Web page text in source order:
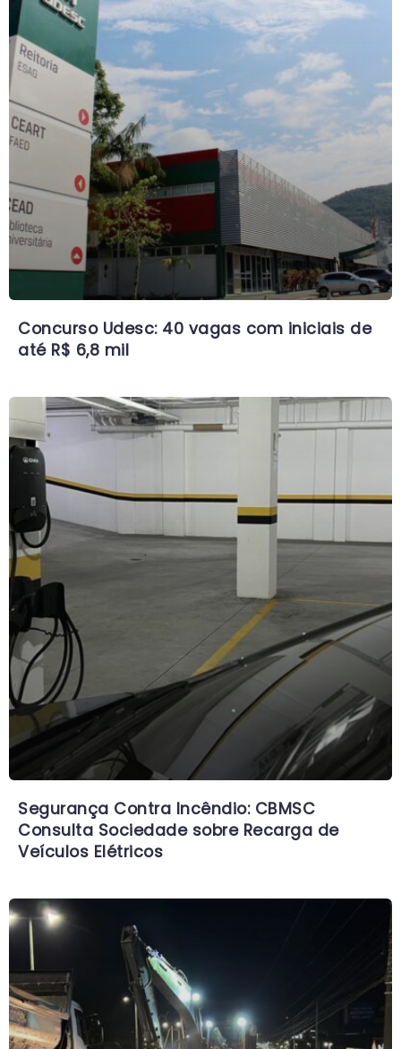
Concurso Udesc: 40 vagas com iniciais de
até R$ 6,8 mil
Segurança Contra Incêndio: CBMSC
Consulta Sociedade sobre Recarga de
Veículos Elétricos